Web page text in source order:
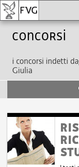
Concorsi
i concorsi indetti
Giulia